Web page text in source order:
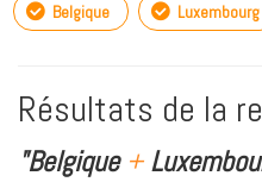
Belgique Luxembourg
Résultats de la
"Belgique +